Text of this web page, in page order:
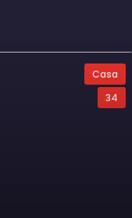
Casa
34